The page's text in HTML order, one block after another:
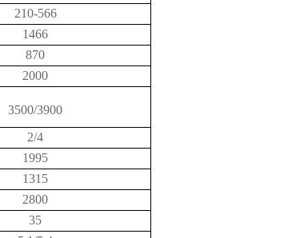
210-566
1466
870
2000
3500/3900
2/4
1995
1315
2800
35